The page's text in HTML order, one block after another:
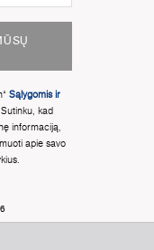
Sąlygomis ir
kad
informaciją,
apie savo